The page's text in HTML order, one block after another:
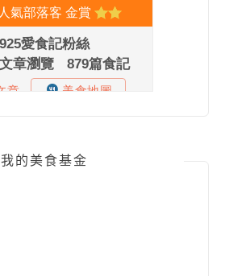
我的美食基金